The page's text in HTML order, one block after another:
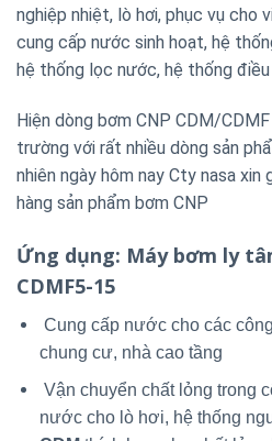
nghiệp nhiệt, lò hơi, phục vụ cho
cung cấp nước sinh hoạt, hệ
hệ thống lọc nước, hệ thống
Hiện dòng bơm CNP CDM/
trường với rất nhiều dòng sản
nhiên ngày hôm nay Cty nasa xin
hàng sản phẩm bơm CNP
Ứng dụng: Máy bơm ly
CDMF5-15
Cung cấp nước cho các
chung cư, nhà cao tầng
Vận chuyển chất lỏng trong
nước cho lò hơi, hệ thống